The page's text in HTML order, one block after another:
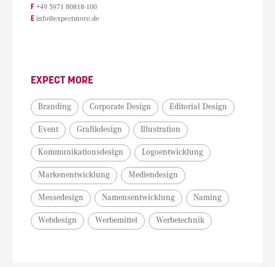
F +49 5971 80818-100
E info@expectmore.de
EXPECT MORE
Branding Corporate Design Editorial Design
Event Grafikdesign Illustration
Kommunikationsdesign Logoentwicklung
Markenentwicklung Mediendesign
Messedesign Namensentwicklung Naming
Webdesign Werbemittel Werbetechnik